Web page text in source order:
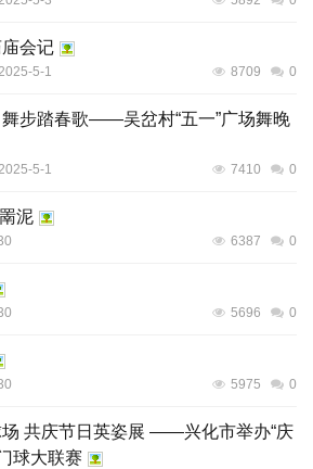
会记
5-1 8709 0
步踏春歌——吴岔村“五一”广场舞晚
5-1 7410 0
泥
6387 0
5696 0
5975 0
办“庆
球大联赛